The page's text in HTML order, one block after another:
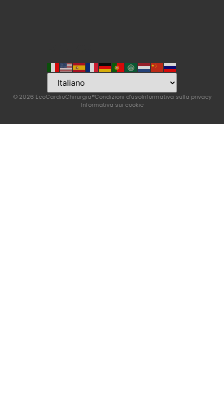
© 2026 EcoCardioChirurgia®Condizioni d'usoInformativa sulla privacy
Informativa sui cookie